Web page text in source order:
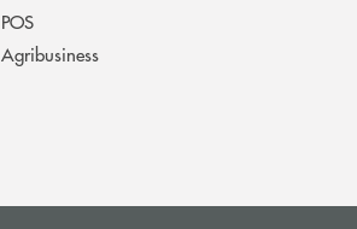
POS
Agribusiness